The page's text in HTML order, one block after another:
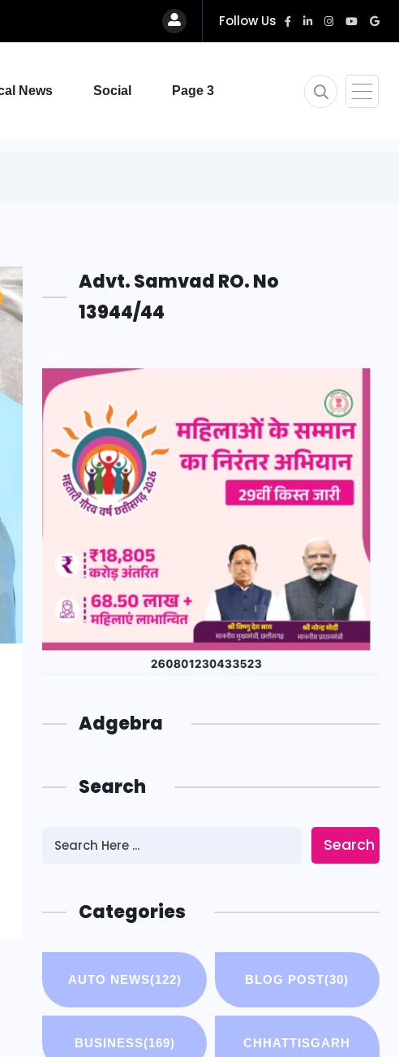
Follow Us
News Social Page 3
Advt. Samvad RO. No
13944/44
Adgebra
Search
Search
Categories
AUTO NEWS(122) BLOG POST(30)
BUSINESS(169)
CHHATTISGARH